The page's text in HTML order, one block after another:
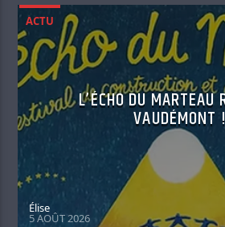
ACTU
L’ÉCHO DU MARTEAU
VAUDÉMONT !
Élise
5 AOÛT 2026